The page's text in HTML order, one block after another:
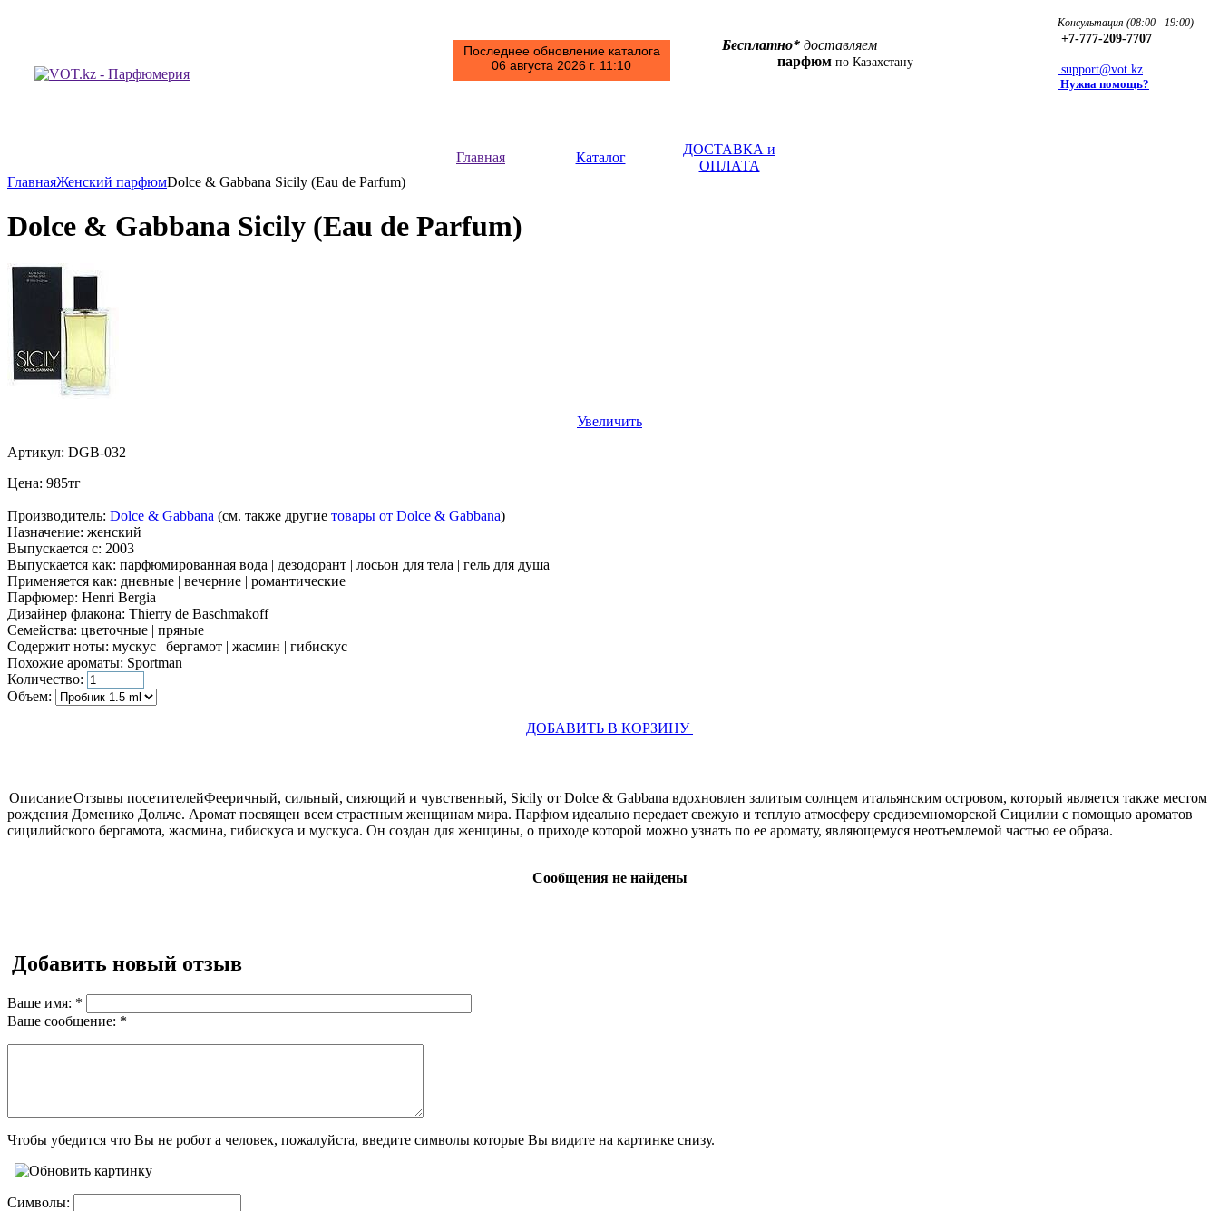
Последнее обновление каталога
06 августа 2026 г. 11:10
Бесплатно* доставляем
парфюм по Казахстану
Консультация (08:00 - 19:00)
+7-777-209-7707
support@vot.kz
Нужна помощь?
Главная Каталог
ДОСТАВКА и
ОПЛАТА
ГлавнаяЖенский парфюмDolce & Gabbana Sicily (Eau de Parfum)
Dolce & Gabbana Sicily (Eau de Parfum)
Увеличить
Артикул: DGB-032
Цена: 985тг
Производитель: Dolce & Gabbana (см. также другие товары от Dolce & Gabbana)
Назначение: женский
Выпускается с: 2003
Выпускается как: парфюмированная вода | дезодорант | лосьон для тела | гель для душа
Применяется как: дневные | вечерние | романтические
Парфюмер: Henri Bergia
Дизайнер флакона: Thierry de Baschmakoff
Семейства: цветочные | пряные
Содержит ноты: мускус | бергамот | жасмин | гибискус
Похожие ароматы: Sportman
Количество:
Объем:
ДОБАВИТЬ В КОРЗИНУ
ОписаниеОтзывы посетителейФееричный, сильный, сияющий и чувственный, Sicily от Dolce & Gabbana вдохновлен залитым солнцем итальянским островом, который является также местом
рождения Доменико Дольче. Аромат посвящен всем страстным женщинам мира. Парфюм идеально передает свежую и теплую атмосферу средиземноморской Сицилии с помощью ароматов
сицилийского бергамота, жасмина, гибискуса и мускуса. Он создан для женщины, о приходе которой можно узнать по ее аромату, являющемуся неотъемлемой частью ее образа.
Сообщения не найдены
Добавить новый отзыв
Ваше имя: *
Ваше сообщение: *
Чтобы убедится что Вы не робот а человек, пожалуйста, введите символы которые Вы видите на картинке снизу.
Символы: